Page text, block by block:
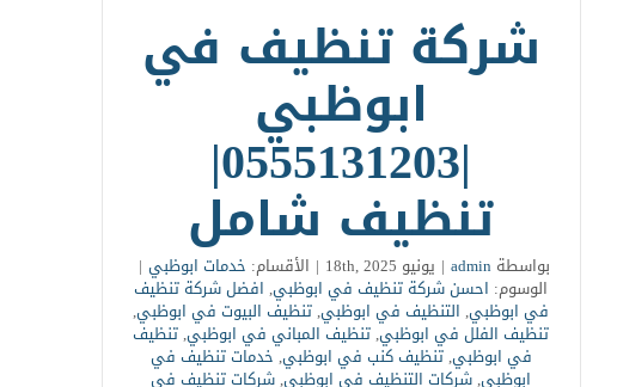
شركة تنظيف في
ابوظبي
|0555131203|
تنظيف شامل
بواسطةadmin
| يونيو 18th, 2025 | الأقسام: خدمات ابوظبي |
الوسوم: احسن شركة تنظيف في ابوظبي, افضل شركة تنظيف
في ابوظبي, التنظيف في ابوظبي,تنظيف البيوت في ابوظبي,
تنظيف الفلل في ابوظبي,تنظيف المباني في ابوظبي,تنظيف
في ابوظبي,تنظيف كنب في ابوظبي,خدمات تنظيف في
ابوظبي,شركات التنظيف في ابوظبي,شركات تنظيف في